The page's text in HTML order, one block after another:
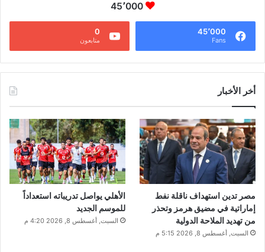
45٬000
45٬000
Fans
0
متابعون
أخر الأخبار
مصر تدين استهداف ناقلة نفط
إماراتية في مضيق هرمز وتحذر
من تهديد الملاحة الدولية
السبت, أغسطس 8, 2026 5:15 م
الأهلي يواصل تدريباته استعداداً
للموسم الجديد
السبت, أغسطس 8, 2026 4:20 م